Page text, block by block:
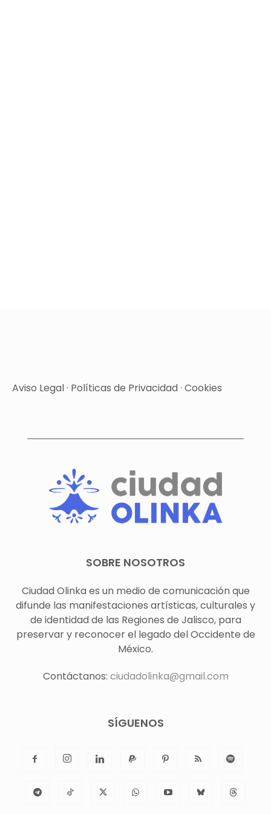
Aviso Legal· Políticas de Privacidad· Cookies
SOBRE NOSOTROS
Ciudad Olinka es un medio de comunicación que
difunde las manifestaciones artísticas, culturales y
de identidad de las Regiones de Jalisco, para
preservar y reconocer el legado del Occidente de
México.
Contáctanos: ciudadolinka@gmail.com
SÍGUENOS